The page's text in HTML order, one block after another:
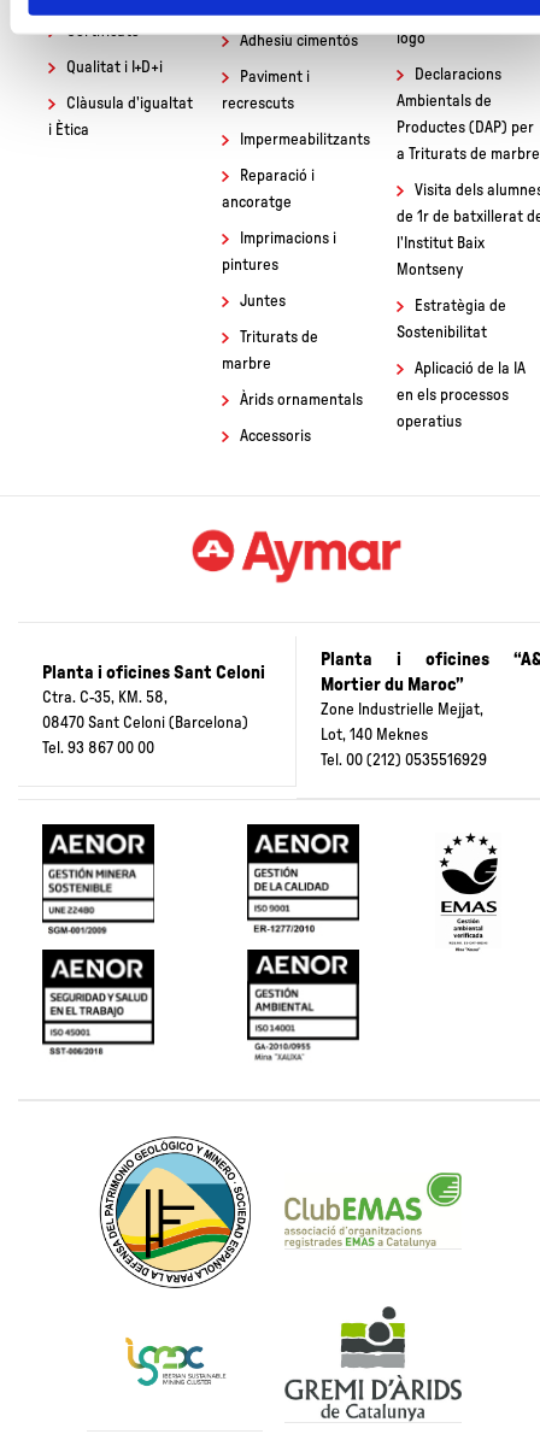
Certificats
Qualitat i I+D+i
Clàusula d'igualtat
i Ètica
Adhesiu cimentós
Paviment i
recrescuts
Impermeabilitzants
Reparació i
ancoratge
Imprimacions i
pintures
Juntes
Triturats de
marbre
Àrids ornamentals
Accessoris
Presentem un nou
logo
Declaracions
Ambientals de
Productes (DAP) per
a Triturats de marbre
Visita dels
de 1r de batxillerat
l'Institut Baix
Montseny
Estratègia de
Sostenibilitat
Aplicació de la IA
en els processos
operatius
Planta i oficines Sant Celoni
Ctra. C-35, KM. 58,
08470 Sant Celoni (Barcelona)
Tel. 93 867 00 00
Planta i oficines
Mortier du Maroc”
Zone Industrielle Mejjat,
Lot, 140 Meknes
Tel.00 (212) 0535516929